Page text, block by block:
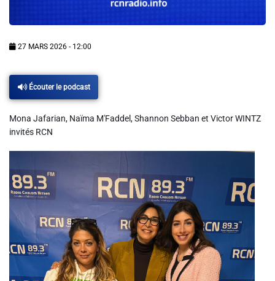
Alerte Méduses 06
Issa Nissa OGC Nice
RCN Soutiens
Photos
Vidéos / Clips
Ecrire à RCN
27 MARS 2026 - 12:00
Écouter le podcast
Mona Jafarian, Naïma M'Faddel, Shannon Sebban et Victor WINTZ
invités RCN